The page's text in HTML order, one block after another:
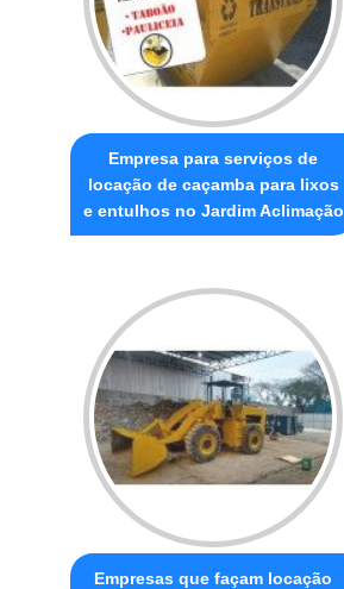
Empresa para serviços de
locação de caçamba para lixos
e entulhos no Jardim Aclimação
Empresas que façam locação